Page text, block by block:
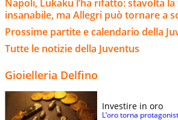
Napoli, Lukaku l’ha rifatto: stavolta
insanabile, ma Allegri può tornare a
Prossime partite e calendario della
Tutte le notizie della Juventus
Gioielleria Delfino
Investire in oro
L’oro torna